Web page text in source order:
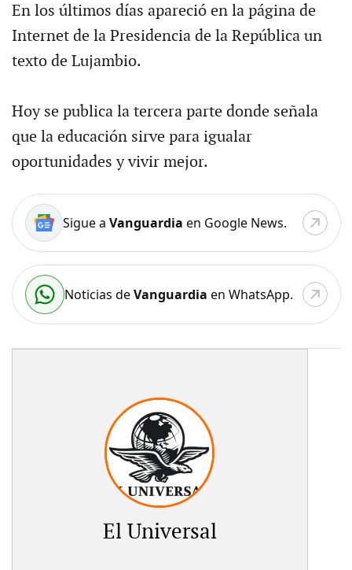
En los últimos días apareció en la página de
Internet de la Presidencia de la República un
texto de Lujambio.
Hoy se publica la tercera parte donde señala
que la educación sirve para igualar
oportunidades y vivir mejor.
Sigue a Vanguardia en Google News.
Noticias deVanguardia en WhatsApp.
El Universal